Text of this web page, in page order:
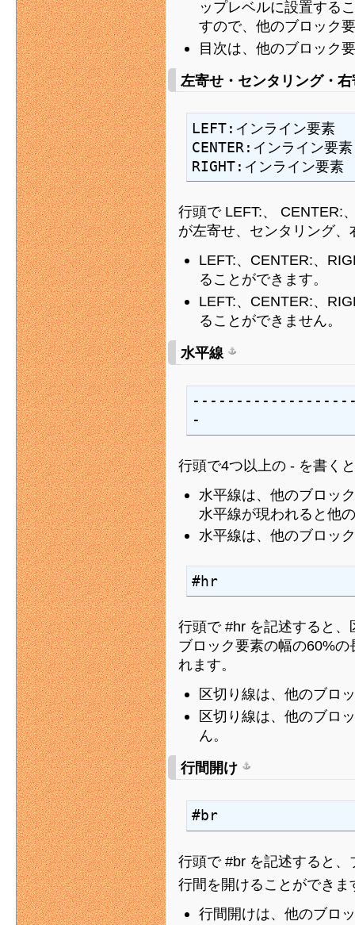
ップレベルに設置する
すので、他のブロック
目次は、他のブロック
左寄せ・センタリング・
LEFT:インライン要素
CENTER:インライン要素
RIGHT:インライン要素
行頭で LEFT:、 CENTER:
が左寄せ、センタリング、
LEFT:、CENTER:、
ることができます。
LEFT:、CENTER:、
ることができません。
水平線
-
行頭で4つ以上の - を書く
水平線は、他のブロッ
水平線が現われると他
水平線は、他のブロッ
#hr
行頭で #hr を記述すると
ブロック要素の幅の60%
れます。
区切り線は、他のブロ
区切り線は、他のブロ
ん。
行間開け
#br
行頭で #br を記述すると
行間を開けることができま
行間開けは、他のブロ